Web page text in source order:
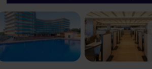
Wyjątkowy
Co tu duzo pisac.... hotel jest